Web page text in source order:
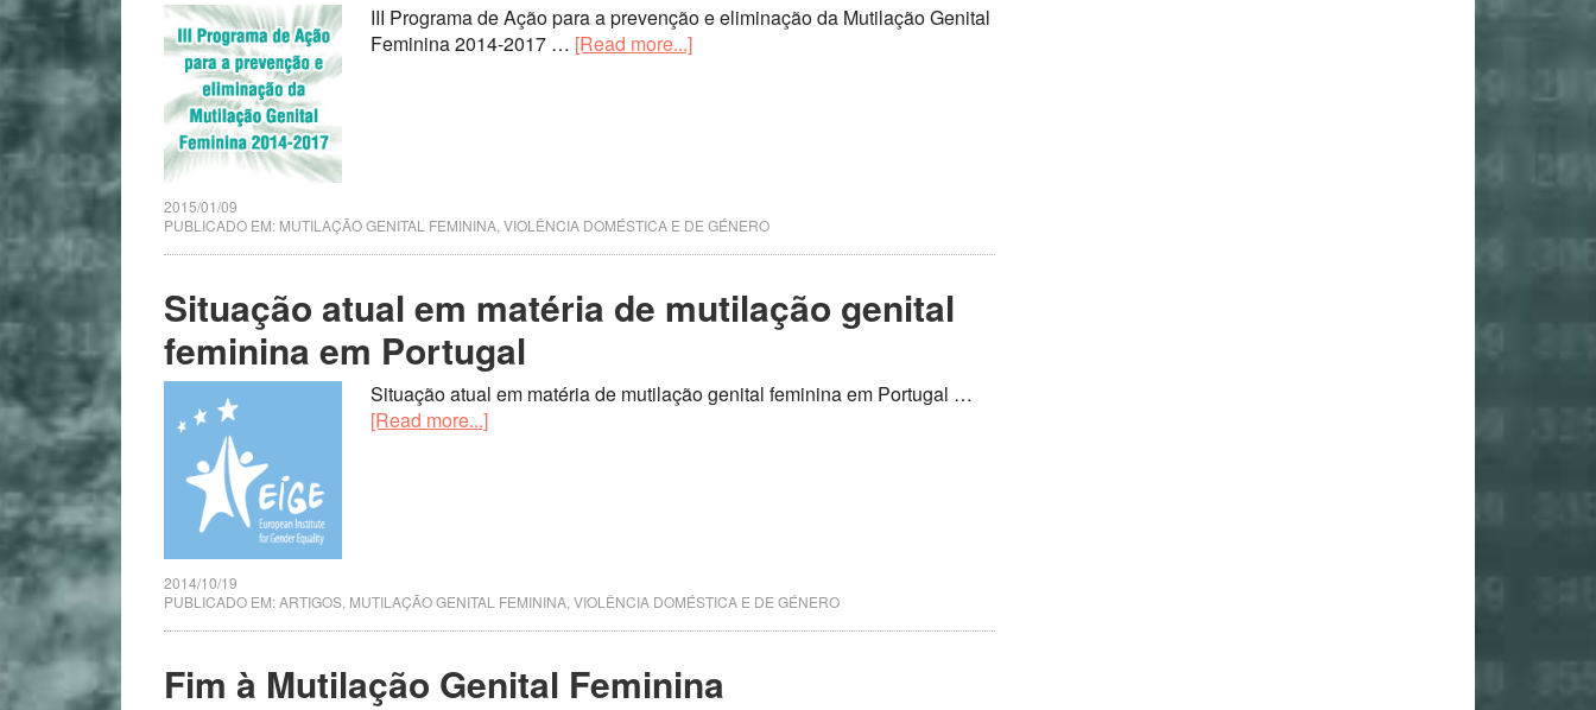
III Programa de Ação para a prevenção e eliminação da Mutilação Genital
Feminina 2014-2017 … [Read more...]
2015/01/09
PUBLICADO EM: MUTILAÇÃO GENITAL FEMININA VIOLÊNCIA DOMÉSTICA E DE GÉNERO
Situação atual em matéria de mutilação genital
feminina em Portugal
Situação atual em matéria de mutilação genital feminina em Portugal …
[Read more...]
2014/10/19
PUBLICADO EM:ARTIGOS MUTILAÇÃO GENITAL FEMININA VIOLÊNCIA DOMÉSTICA E DE GÉNERO
Fim à Mutilação Genital Feminina